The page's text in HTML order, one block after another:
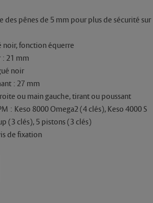
des pênes de 5 mm pour plus de sécurité sur
noir, fonction équerre
21 mm
noir
: 27 mm
ou main gauche, tirant ou poussant
: Keso 8000 Omega2 (4 clés), Keso 4000 S
(3 clés), 5 pistons (3 clés)
de fixation